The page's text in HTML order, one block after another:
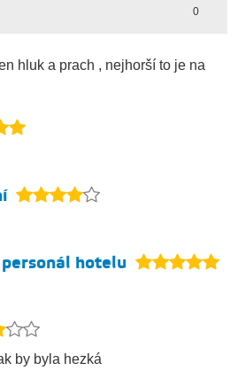
0
hluk a prach , nejhorší to je na
hotelu
by byla hezká